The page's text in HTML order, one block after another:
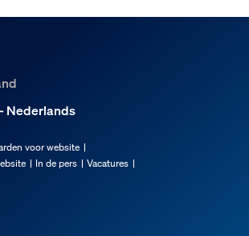
Nederlands
voor website
In de pers
Vacatures